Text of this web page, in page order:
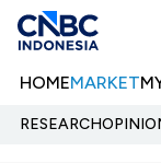
HOMEMARKET
RESEARCH